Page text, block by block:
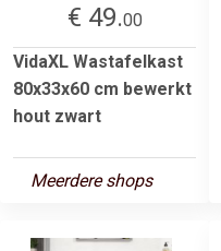
€ 49.00
VidaXL Wastafelkast
80x33x60 cm bewerkt
hout zwart
Meerdere shops